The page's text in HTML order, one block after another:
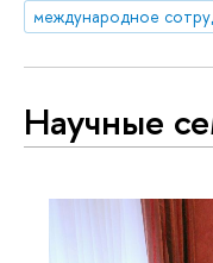
международное
Научные